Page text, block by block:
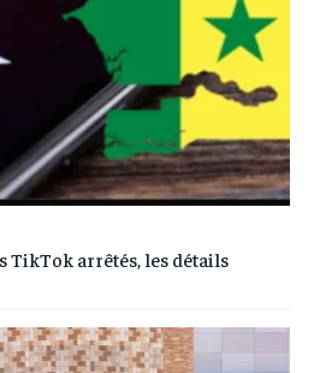
TikTok arrêtés, les détails